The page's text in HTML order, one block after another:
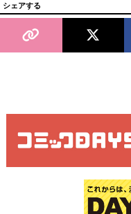
シェアする